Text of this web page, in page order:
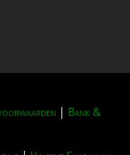
| Bank &